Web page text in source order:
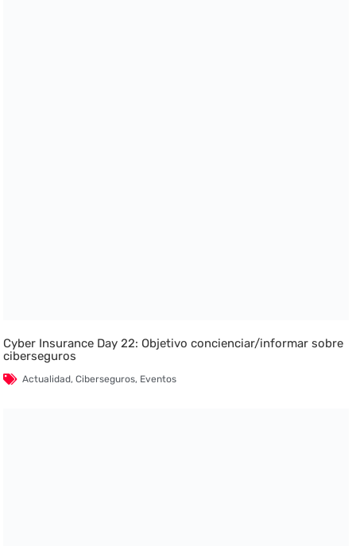
Cyber Insurance Day 22: Objetivo concienciar/informar sobre
ciberseguros
Actualidad,Ciberseguros, Eventos